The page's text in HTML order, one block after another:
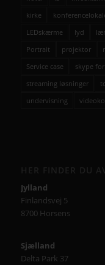
kirke
LEDskærme
lyd
Portrait
projektor
Service case
skype
streaming løsninger
undervisning
Jylland
Finlandsvej 5
8700 Horsens
Sjælland
Delta Park 37